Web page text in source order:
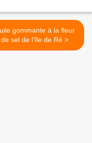
gommante à la fleur
de sel de l’île de Ré >